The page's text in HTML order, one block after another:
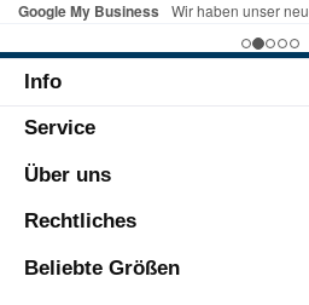
Info
Service
Über uns
Rechtliches
Beliebte Größen